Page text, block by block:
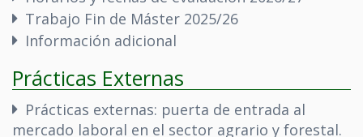
Trabajo Fin de Máster 2025/26
Información adicional
Prácticas Externas
Prácticas externas: puerta de entrada al
mercado laboral en el sector agrario y forestal.